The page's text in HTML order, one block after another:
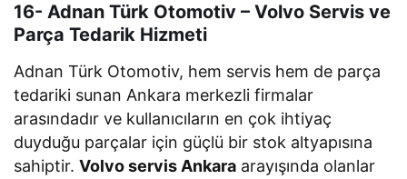
16- Adnan Türk Otomotiv – Volvo Servis ve
Parça Tedarik Hizmeti
Adnan Türk Otomotiv, hem servis hem de parça
tedariki sunan Ankara merkezli firmalar
arasındadır ve kullanıcıların en çok ihtiyaç
duyduğu parçalar için güçlü bir stok altyapısına
sahiptir.Volvo servis Ankara arayışında olanlar